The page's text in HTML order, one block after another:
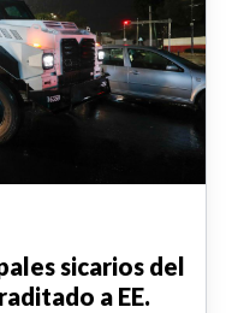
sicarios del
a EE.